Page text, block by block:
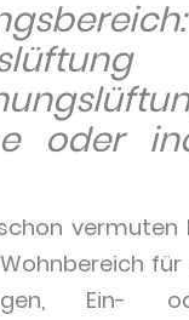
oder
vermuten
für
Ein-